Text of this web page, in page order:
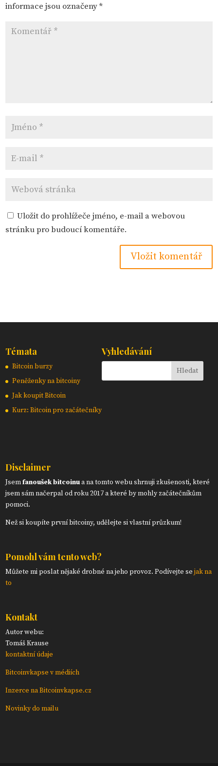
informace jsou označeny*
Uložit do prohlížeče jméno, e-mail a webovou
stránku pro budoucí komentáře.
Témata
Bitcoin burzy
Peněženky na bitcoiny
Jak koupit Bitcoin
Kurz: Bitcoin pro začátečníky
Vyhledávání
Disclaimer
Jsemfanoušek bitcoinua na tomto webu shrnuji zkušenosti, které
jsem sám načerpal od roku 2017 a které by mohly začátečníkům
pomoci.
Než si koupíte první bitcoiny, udělejte si vlastní průzkum!
Pomohl vám tento web?
Můžete mi poslat nějaké drobné na jeho provoz. Podívejte sejak na
to
Kontakt
Autor webu:
Tomáš Krause
kontaktní údaje
Bitcoinvkapse v médiích
Inzerce na Bitcoinvkapse.cz
Novinky do mailu